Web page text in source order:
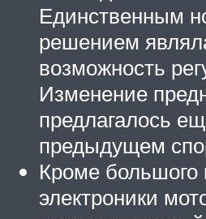
Единственным
решением
возможность
Изменение
предлагалось
предыдущем
Кроме большого
электроники